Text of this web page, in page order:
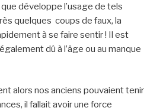
développe l’usage de tels
quelques coups de faux, la
à se faire sentir ! Il est
dû à l’âge ou au manque
alors nos anciens pouvaient tenir
il fallait avoir une force